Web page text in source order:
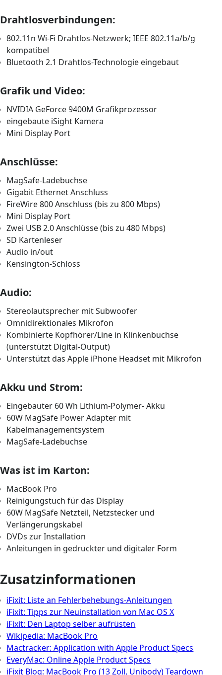
Drahtlosverbindungen:
802.11n Wi-Fi Drahtlos-Netzwerk; IEEE 802.11a/b/g
kompatibel
Bluetooth 2.1 Drahtlos-Technologie eingebaut
Grafik und Video:
NVIDIA GeForce 9400M Grafikprozessor
eingebaute iSight Kamera
Mini Display Port
Anschlüsse:
MagSafe-Ladebuchse
Gigabit Ethernet Anschluss
FireWire 800 Anschluss (bis zu 800 Mbps)
Mini Display Port
Zwei USB 2.0 Anschlüsse (bis zu 480 Mbps)
SD Kartenleser
Audio in/out
Kensington-Schloss
Audio:
Stereolautsprecher mit Subwoofer
Omnidirektionales Mikrofon
Kombinierte Kopfhörer/Line in Klinkenbuchse
(unterstützt Digital-Output)
Unterstützt das Apple iPhone Headset mit Mikrofon
Akku und Strom:
Eingebauter 60 Wh Lithium-Polymer- Akku
60W MagSafe Power Adapter mit
Kabelmanagementsystem
MagSafe-Ladebuchse
Was ist im Karton:
MacBook Pro
Reinigungstuch für das Display
60W MagSafe Netzteil, Netzstecker und
Verlängerungskabel
DVDs zur Installation
Anleitungen in gedruckter und digitaler Form
Zusatzinformationen
iFixit: Liste an Fehlerbehebungs-Anleitungen
iFixit: Tipps zur Neuinstallation von Mac OS X
iFixit: Den Laptop selber aufrüsten
Wikipedia: MacBook Pro
Mactracker: Application with Apple Product Specs
EveryMac: Online Apple Product Specs
iFixit Blog: MacBook Pro (13 Zoll, Unibody) Teardown